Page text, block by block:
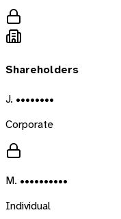
Shareholders
J. ••••••••
Corporate
M. ••••••••••
Individual